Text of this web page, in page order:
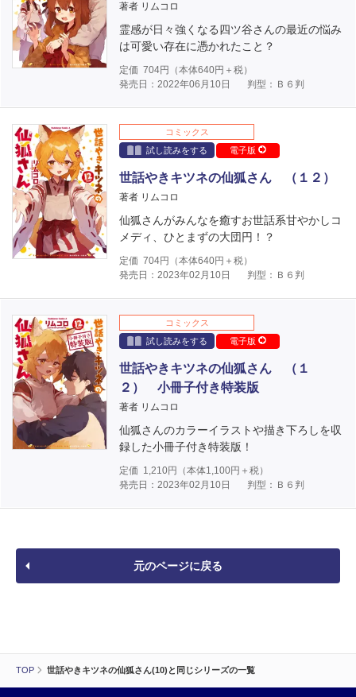
TOP 世話やきキツネの仙狐さん(10)と同じシリーズの一覧
著者 リムコロ
霊感が日々強くなる四ツ谷さんの最近の悩み
は可愛い存在に憑かれたこと？
定価 704円（本体640円＋税）
発売日：2022年06月10日
判型：Ｂ６判
コミックス
試し読みをする
電子版
世話やきキツネの仙狐さん （１２）
著者 リムコロ
仙狐さんがみんなを癒すお世話系甘やかしコ
メディ、ひとまずの大団円！？
定価 704円（本体640円＋税）
発売日：2023年02月10日
判型：Ｂ６判
コミックス
試し読みをする
電子版
世話やきキツネの仙狐さん （１
２） 小冊子付き特装版
著者 リムコロ
仙狐さんのカラーイラストや描き下ろしを収
録した小冊子付き特装版！
定価 1,210円（本体1,100円＋税）
発売日：2023年02月10日
判型：Ｂ６判
元のページに戻る